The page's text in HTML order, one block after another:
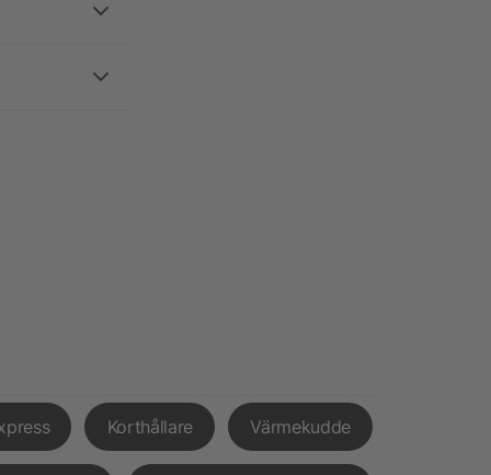
Korthållare Värmekudde